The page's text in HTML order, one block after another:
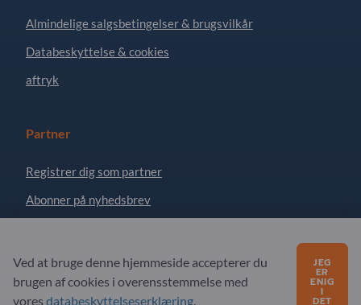
Almindelige salgsbetingelser & brugsvilkår
Databeskyttelse & cookies
aftryk
Partner
Registrer dig som partner
Abonner på nyhedsbrev
Ofte stillede spørgsmål
Ved at bruge denne hjemmeside accepterer du
brugen af ​​cookies i overensstemmelse med
vores databeskyttelseserklæring.
JEG
ER
ENIG
I
DET